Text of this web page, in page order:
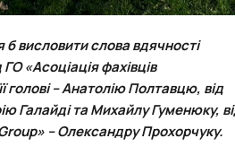
висловити слова вдячності
ГО «Асоціація фахівців
голові – Анатолію Полтавцю, від
Галайді та Михайлу Гуменюку,
– Олександру Прохорчуку.